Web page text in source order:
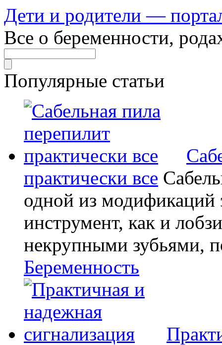
Дети и родители —
Все о беременности,
Популярные статьи
практически все
одной из модификаций
инструмент, как и
некрупными зубьями,
Беременность